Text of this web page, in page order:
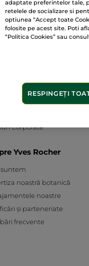
OFERITde la
149lei
utile
și condiții de utilizare
și condiții pentru
a produselor Yves Rocher
de confidențialitate
Consumatorilor -
Corporate
Yves Rocher
suntem
noastră botanică
noastre
și parteneriate
frecvente
adaptate preferintelor tale,
retelele de socializare si
optiunea “Accept toate
folosite pe acest site. Poti
“Politica Cookies” sau
RESPINGEȚI